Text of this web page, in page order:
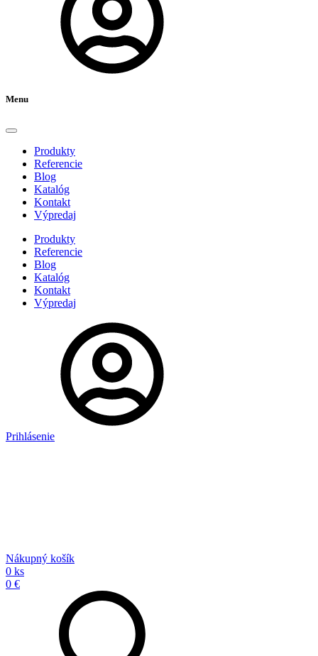
Menu
Produkty
Referencie
Blog
Katalóg
Kontakt
Výpredaj
Produkty
Referencie
Blog
Katalóg
Kontakt
Výpredaj
Prihlásenie
Nákupný košík
0 ks
0 €